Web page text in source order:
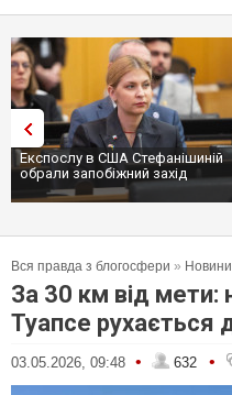
Експослу в США Стефанішиній
обрали запобіжний захід
Вся правда з блогосфери »
За 30 км від мети:
Туапсе рухається
03.05.2026, 09:48 • 632 •